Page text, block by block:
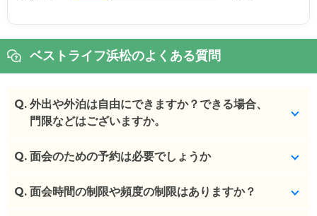
ベストライフ浜松のよくある質問
Q. 外出や外泊は自由にできますか？できる場合、
門限などはございますか。
お散歩、お買い物、外食等、原則、外出・外泊に制
9:00～18:00の事務所稼働時間外の対応は、時間を
Q. 面会のための予約は必要でしょうか
予約不要です。
Q. 面会時間の制限や頻度の制限はありますか？